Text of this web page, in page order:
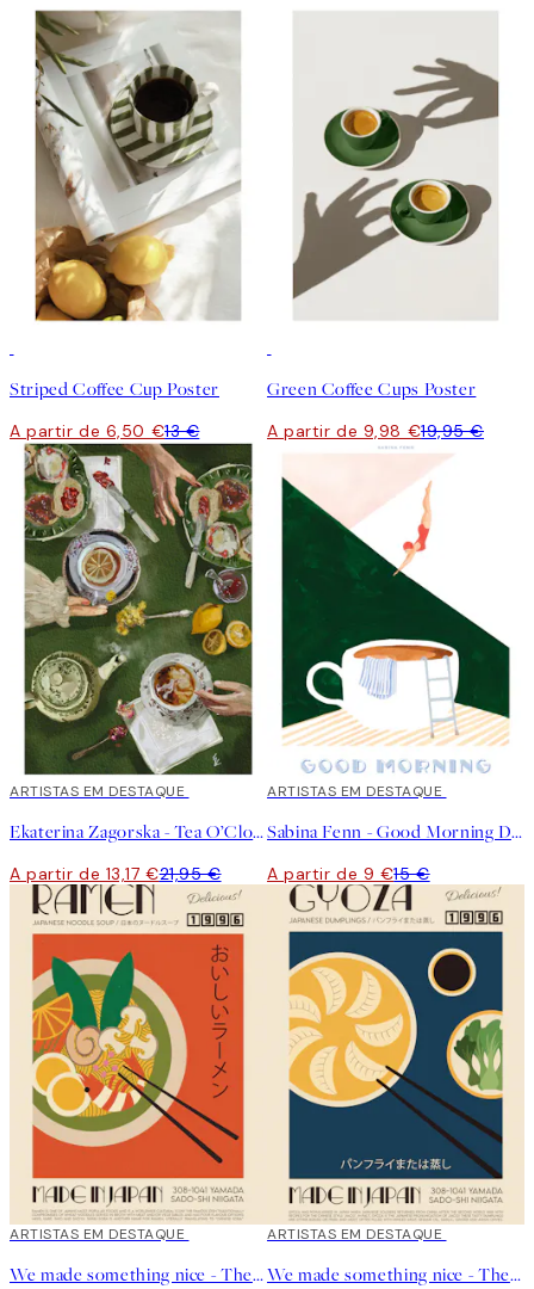
Striped Coffee Cup Poster
A partir de 6,50 €13 €
Green Coffee Cups Poster
A partir de 9,98 €19,95 €
40%*
ARTISTAS EM DESTAQUE
Ekaterina Zagorska - Tea O’Clock Poster
A partir de 13,17 €21,95 €
40%*
ARTISTAS EM DESTAQUE
Sabina Fenn - Good Morning Dive Poster
A partir de 9 €15 €
40%*
ARTISTAS EM DESTAQUE
We made something nice - The Ramen Poster
40%*
ARTISTAS EM DESTAQUE
We made something nice - The Gyoza Poster